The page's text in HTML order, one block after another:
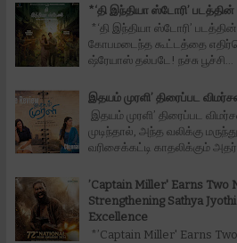
*‘தி இந்தியா ஸ்டோரி’
*‘தி இந்தியா ஸ்டோரி’
கோபமடைந்த கூட்டத்தை
ஷ்ரேயாஸ் தல்படே! நச்சு பூச்சி...
இதயம் முரளி’ திரைப்பட
இதயம் முரளி’ திரைப்பட
முடிந்தால், அந்த வலிக்கு
வரிசைக்கட்டி காதலிக்கும்
’Captain Miller' Earns
Strengthening Sathya
Excellence
*’Captain Miller' Earns